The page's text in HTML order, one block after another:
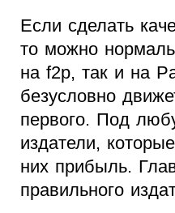
Если сделать
то можно
на f2p, так и на
безусловно
первого. Под
издатели,
них прибыль.
правильного